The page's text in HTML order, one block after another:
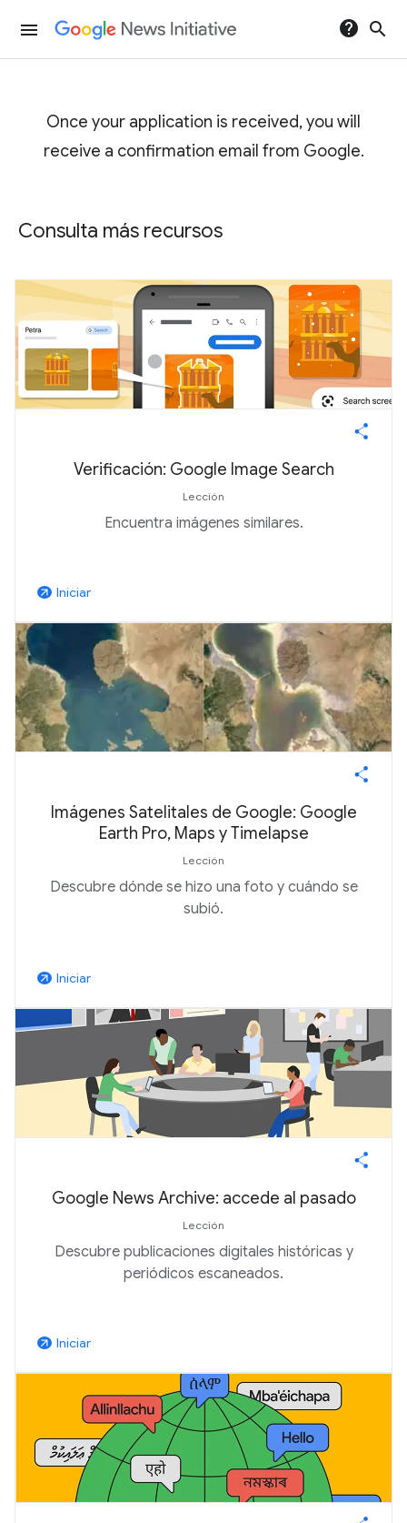
menu help search
Once your application is received, you will
receive a confirmation email from Google.
Consulta más recursos
Verificación: Google Image Search
Lección
Encuentra imágenes similares.
arrow_outward Iniciar
Imágenes Satelitales de Google: Google
Earth Pro, Maps y Timelapse
Lección
Descubre dónde se hizo una foto y cuándo se
subió.
arrow_outward Iniciar
Google News Archive: accede al pasado
Lección
Descubre publicaciones digitales históricas y
periódicos escaneados.
arrow_outward Iniciar